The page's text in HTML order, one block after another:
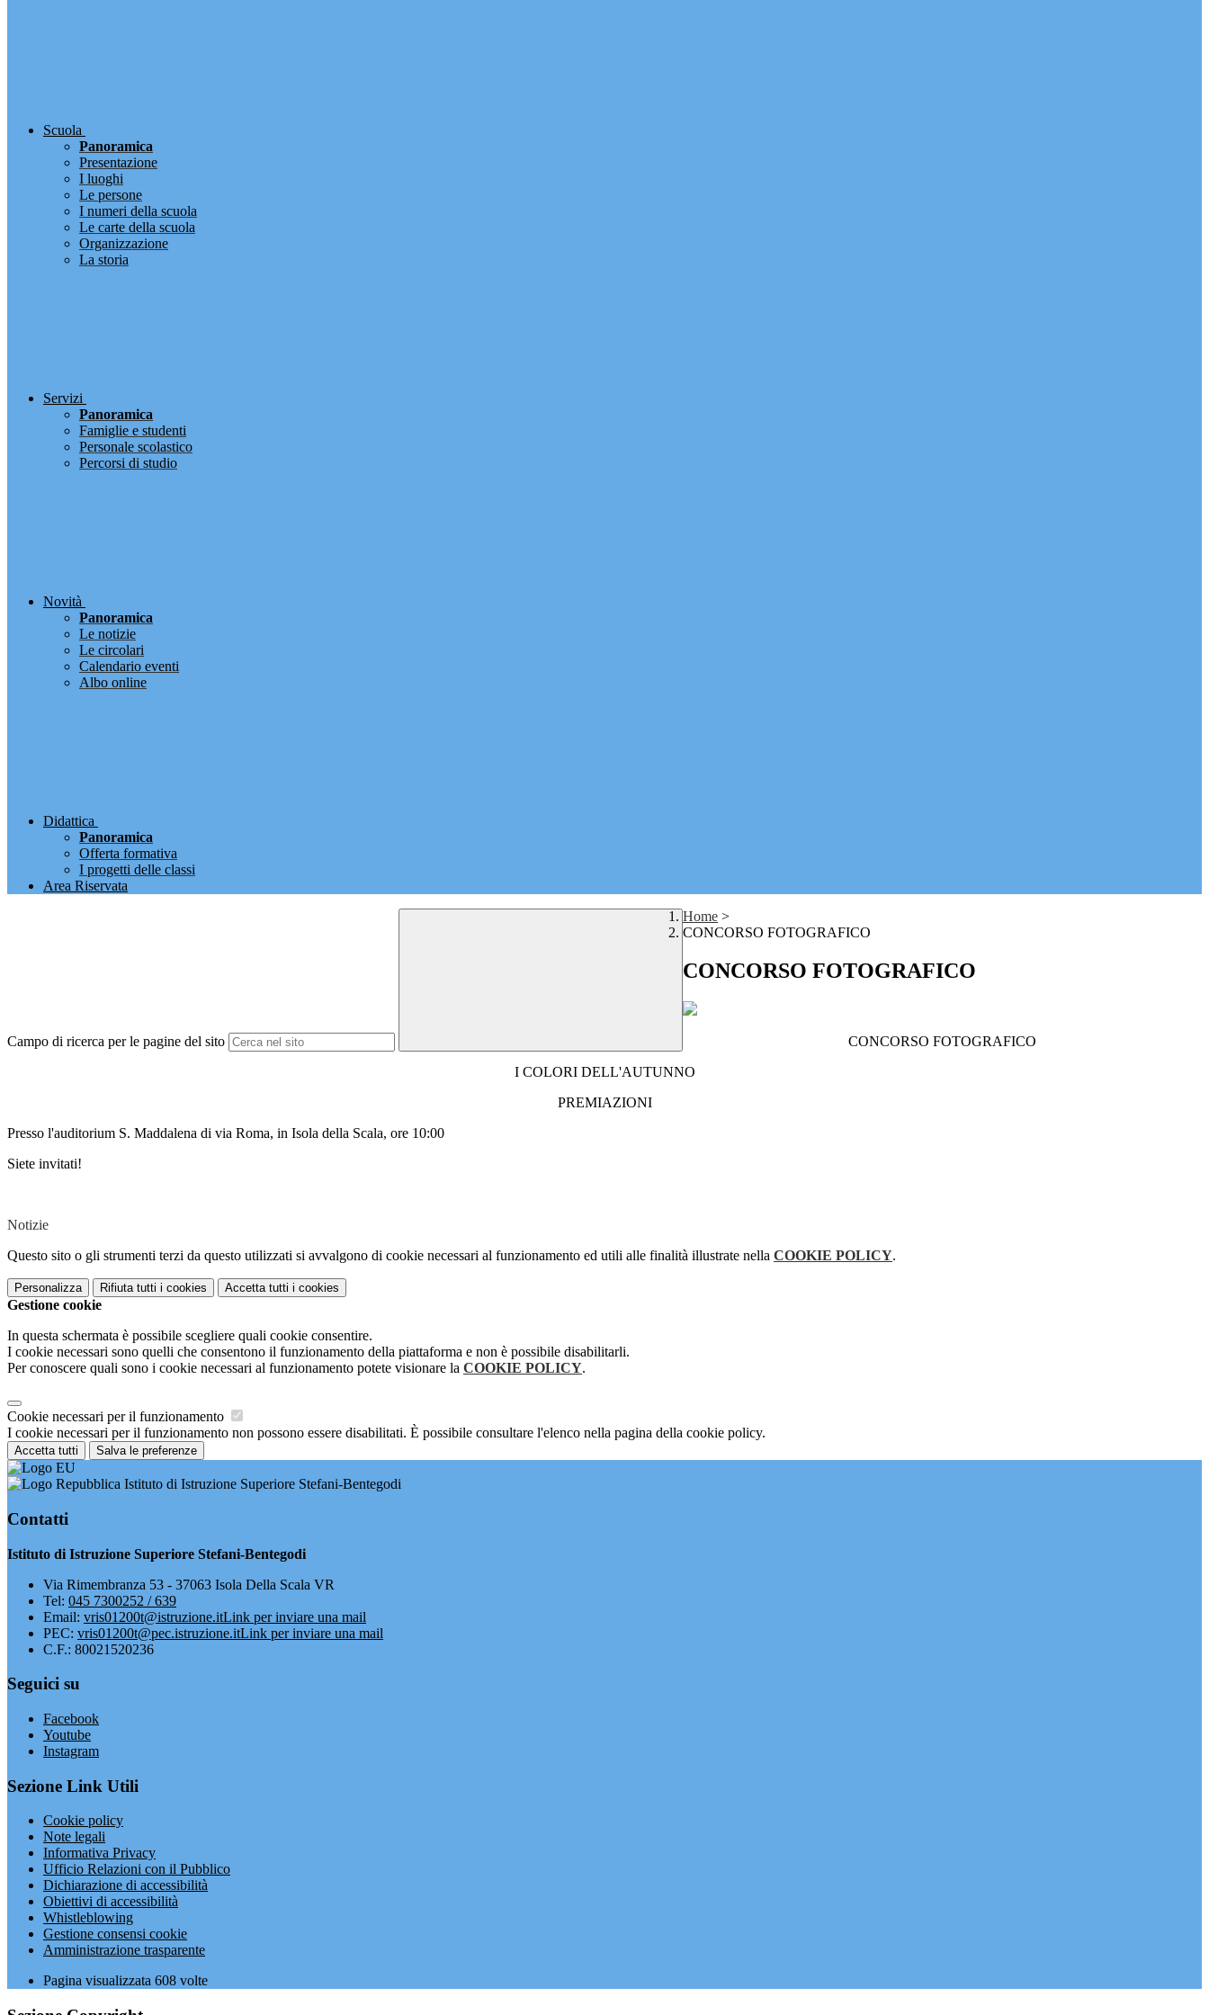
Scuola
Panoramica
Presentazione
I luoghi
Le persone
I numeri della scuola
Le carte della scuola
Organizzazione
La storia
Servizi
Panoramica
Famiglie e studenti
Personale scolastico
Percorsi di studio
Novità
Panoramica
Le notizie
Le circolari
Calendario eventi
Albo online
Didattica
Panoramica
Offerta formativa
I progetti delle classi
Area Riservata
Campo di ricerca per le pagine del sito
Home >
CONCORSO FOTOGRAFICO
CONCORSO FOTOGRAFICO
CONCORSO FOTOGRAFICO
I COLORI DELL'AUTUNNO
PREMIAZIONI
Presso l'auditorium S. Maddalena di via Roma, in Isola della Scala, ore 10:00
Siete invitati!
Notizie
Questo sito o gli strumenti terzi da questo utilizzati si avvalgono di cookie necessari al funzionamento ed utili alle finalità illustrate nella COOKIE POLICY.
Personalizza Rifiuta tutti i cookies Accetta tutti i cookies
Gestione cookie
In questa schermata è possibile scegliere quali cookie consentire.
I cookie necessari sono quelli che consentono il funzionamento della piattaforma e non è possibile disabilitarli.
Per conoscere quali sono i cookie necessari al funzionamento potete visionare la COOKIE POLICY.
Cookie necessari per il funzionamento
I cookie necessari per il funzionamento non possono essere disabilitati. È possibile consultare l'elenco nella pagina della cookie policy.
Accetta tutti Salva le preferenze
Istituto di Istruzione Superiore Stefani-Bentegodi
Contatti
Istituto di Istruzione Superiore Stefani-Bentegodi
Via Rimembranza 53 - 37063 Isola Della Scala VR
Tel: 045 7300252 / 639
Email: vris01200t@istruzione.itLink per inviare una mail
PEC: vris01200t@pec.istruzione.itLink per inviare una mail
C.F.: 80021520236
Seguici su
Facebook
Youtube
Instagram
Sezione Link Utili
Cookie policy
Note legali
Informativa Privacy
Ufficio Relazioni con il Pubblico
Dichiarazione di accessibilità
Obiettivi di accessibilità
Whistleblowing
Gestione consensi cookie
Amministrazione trasparente
Pagina visualizzata 608 volte